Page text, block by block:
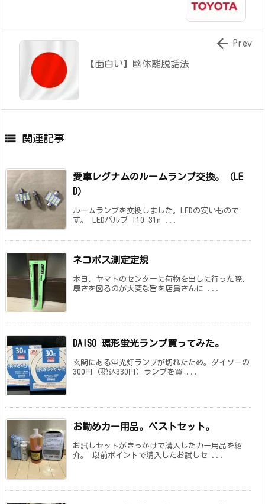
【面白い】幽体離脱話法
 Prev
 関連記事
愛車レグナムのルームランプ交換。（LE
D）
ルームランプを交換しました。LEDの安いもので
す。 LEDバルブ T10 31m ...
ネコポス測定定規
本日、ヤマトのセンターに荷物を出しに行った際、
厚さを図るのが大変な旨を店員さんに ...
DAISO 環形蛍光ランプ買ってみた。
玄関にある蛍光灯ランプが切れたため。ダイソーの
300円（税込330円）ランプを買 ...
お勧めカー用品。ベストセット。
お試しセットがきっかけで購入したカー用品を紹
介。 以前ポイントで購入したお試しセ ...